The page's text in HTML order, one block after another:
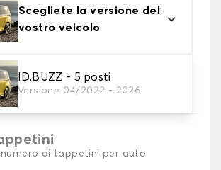
Scegliete la versione del
vostro veicolo
ID.BUZZ - 5 posti
Versione 04/2022 - 2026
del tappetini auto
numero di tappetini per auto